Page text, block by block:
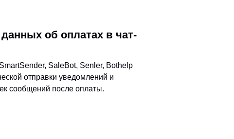
об оплатах в чат-
SaleBot, Senler, Bothelp
отправки уведомлений и
сообщений после оплаты.